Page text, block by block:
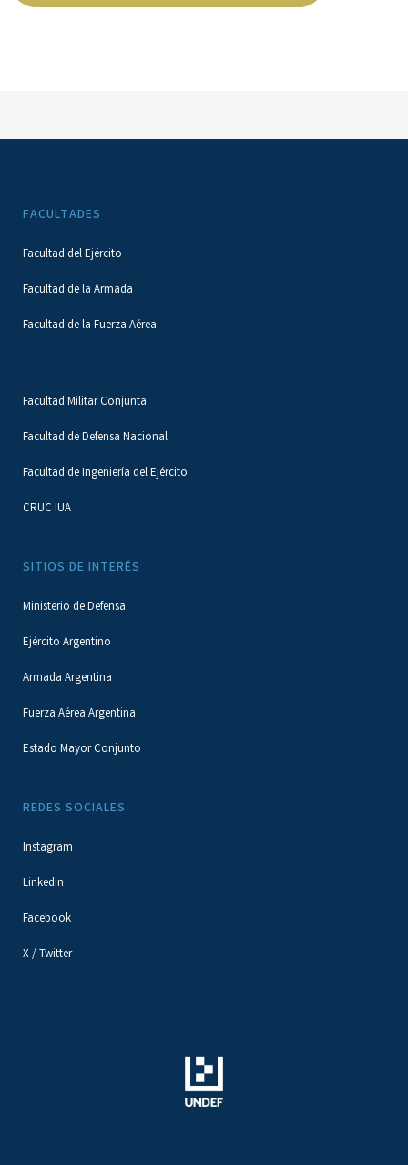
FACULTADES
Facultad del Ejército
Facultad de la Armada
Facultad de la Fuerza Aérea
Facultad Militar Conjunta
Facultad de Defensa Nacional
Facultad de Ingeniería del Ejército
CRUC IUA
SITIOS DE INTERÉS
Ministerio de Defensa
Ejército Argentino
Armada Argentina
Fuerza Aérea Argentina
Estado Mayor Conjunto
REDES SOCIALES
Instagram
Linkedin
Facebook
X / Twitter